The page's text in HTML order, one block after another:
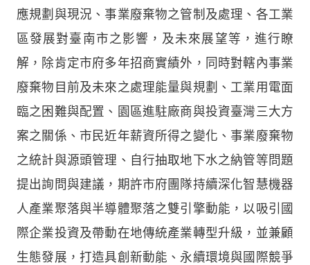
應規劃與現況、事業廢棄物之管制及處理、各工業
區發展對臺南市之影響，及未來展望等，進行瞭
解，除肯定市府多年招商實績外，同時對轄內事業
廢棄物目前及未來之處理能量與規劃、工業用電面
臨之困難與配置、園區進駐廠商與投資臺灣三大方
案之關係、市民近年薪資所得之變化、事業廢棄物
之統計與源頭管理、自行抽取地下水之納管等問題
提出詢問與建議，期許市府團隊持續深化智慧機器
人產業聚落與半導體聚落之雙引擎動能，以吸引國
際企業投資及帶動在地傳統產業轉型升級，並兼顧
生態發展，打造具創新動能、永續環境與國際競爭